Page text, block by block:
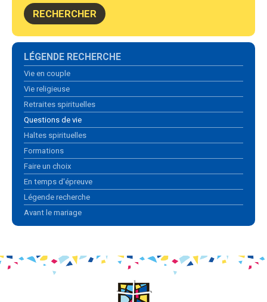
Navigation
LÉGENDE RECHERCHE
Vie en couple
Vie religieuse
Retraites spirituelles
Questions de vie
Haltes spirituelles
Formations
Faire un choix
En temps d'épreuve
Légende recherche
Avant le mariage